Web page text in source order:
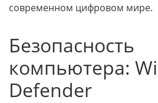
современном цифровом мире.
Безопасность
компьютера:
Defender